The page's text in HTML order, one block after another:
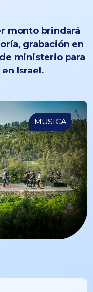
monto brindará
grabación en
ministerio para
Israel.
MUSICA